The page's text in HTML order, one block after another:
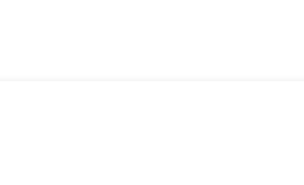
sans complications.
du marché.